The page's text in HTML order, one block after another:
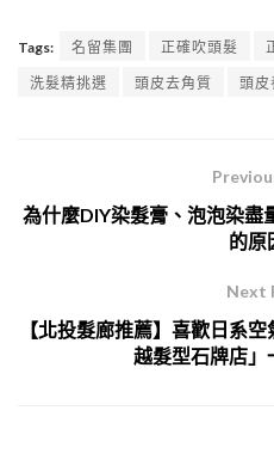
Tags: 名留集團 正確吹頭髮
洗髮精挑選
頭皮去角質 頭皮
為什麼DIY染髮膏、泡泡染盡
的原
Next
【北投髮廊推薦】喜歡日系
越髮型石牌店」